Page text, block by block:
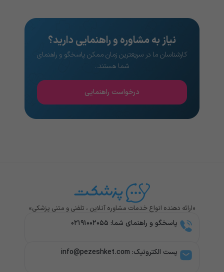
نیاز به مشاوره و راهنمایی دارید؟
کارشناسان ما در سریعترین زمان ممکن پاسخگو و راهنمای
شما هستند..
درخواست راهنمایی
«ارائه دهنده انواع خدمات مشاوره آنلاین ، تلفنی و متنی پزشکی»
پاسخگو و راهنمای شما: ۰۲۱۹۱۰۰۲۰۵۵
پست الکترونیک: info@pezeshket.com​